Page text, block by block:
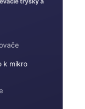
k mikro